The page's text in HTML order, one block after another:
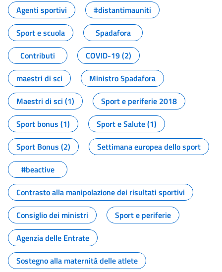
Agenti sportivi
#distantimauniti
Sport e scuola
Spadafora
Contributi
COVID-19 (2)
maestri di sci
Ministro Spadafora
Maestri di sci (1)
Sport e periferie 2018
Sport bonus (1)
Sport e Salute (1)
Sport Bonus (2)
Settimana europea dello sport
#beactive
Contrasto alla manipolazione dei risultati sportivi
Consiglio dei ministri
Sport e periferie
Agenzia delle Entrate
Sostegno alla maternità delle atlete